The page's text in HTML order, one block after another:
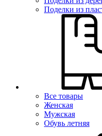
Поделки из
Все товары
Женская
Мужская
Обувь летняя